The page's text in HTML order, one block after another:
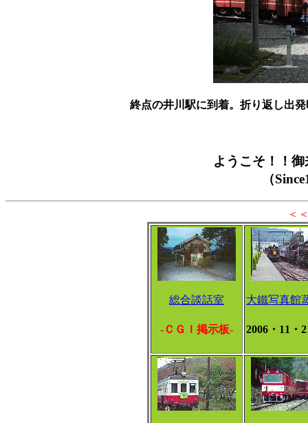
終点の井川駅に到着。折り返し出
ようこそ！！
（
＜
総合談話室
-ＣＧＩ掲示板-
大鐵写真館
2006・11・